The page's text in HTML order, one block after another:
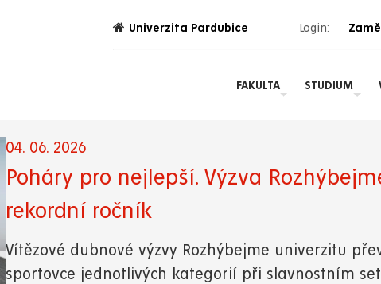
Univerzita Pardubice Login:
FAKULTA STUDIUM
04. 06. 2026
Poháry pro nejlepší. Výzva
rekordní ročník
Vítězové dubnové výzvy Rozhýbejme univerzitu
sportovce jednotlivých kategorií při slavnostním